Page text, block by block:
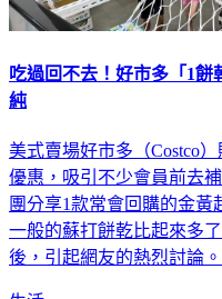
吃過回不去！好市多「1
純
美式賣場好市多（Costco
優惠，吸引不少會員前去
團分享1款常會回購的金
一般的蘇打餅乾比起來多
後，引起網友的熱烈討論。